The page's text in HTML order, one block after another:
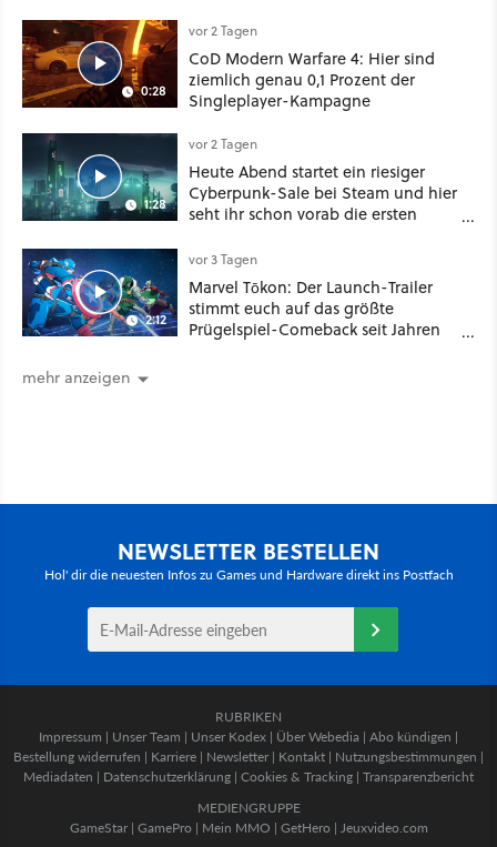
0:28
vor 2 Tagen
CoD Modern Warfare 4: Hier sind
ziemlich genau 0,1 Prozent der
Singleplayer-Kampagne
1:28
vor 2 Tagen
Heute Abend startet ein riesiger
Cyberpunk-Sale bei Steam und hier
seht ihr schon vorab die ersten
2:12
vor 3 Tagen
Marvel Tōkon: Der Launch-Trailer
stimmt euch auf das größte
Prügelspiel-Comeback seit Jahren
mehr anzeigen
NEWSLETTER BESTELLEN
Hol' dir die neuesten Infos zu Games und Hardware direkt ins Postfach
RUBRIKEN
Impressum | Unser Team | Unser Kodex | Über Webedia | Abo kündigen |
Bestellung widerrufen | Karriere | Newsletter | Kontakt | Nutzungsbestimmungen |
Mediadaten | Datenschutzerklärung | Cookies & Tracking | Transparenzbericht
MEDIENGRUPPE
GameStar| GamePro | Mein MMO | GetHero | Jeuxvideo.com